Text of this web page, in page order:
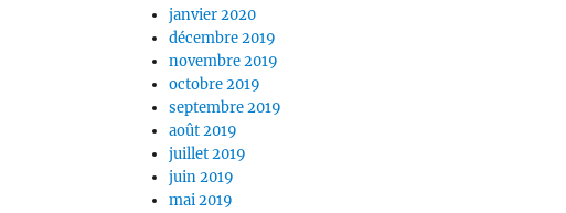
janvier 2020
décembre 2019
novembre 2019
octobre 2019
septembre 2019
août 2019
juillet 2019
juin 2019
mai 2019